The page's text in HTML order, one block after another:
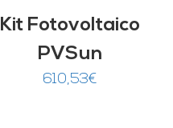
Kit Fotovoltaico
PVSun
610,53€